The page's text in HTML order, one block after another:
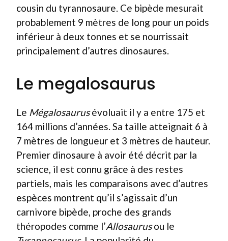
cousin du tyrannosaure. Ce bipède mesurait
probablement 9 mètres de long pour un poids
inférieur à deux tonnes et se nourrissait
principalement d’autres dinosaures.
Le megalosaurus
Le Mégalosaurusévoluait il y a entre 175 et
164 millions d’années. Sa taille atteignait 6 à
7 mètres de longueur et 3 mètres de hauteur.
Premier dinosaure à avoir été décrit par la
science, il est connu grâce à des restes
partiels, mais les comparaisons avec d’autres
espèces montrent qu’il s’agissait d’un
carnivore bipède, proche des grands
théropodes comme l’Allosaurusou le